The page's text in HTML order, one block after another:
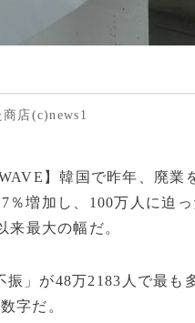
店(c)news1
】韓国で昨年、廃
％増加し、100万人に迫
来最大の幅だ。
振」が48万2183人で最も
字だ。